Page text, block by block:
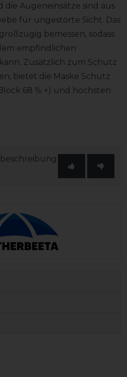
die Augeneinsätze sind aus
für ungestörte Sicht. Das
bemessen, sodass
empfindlichen
Zusätzlich zum Schutz
bietet die Maske Schutz
68 % +) und höchsten